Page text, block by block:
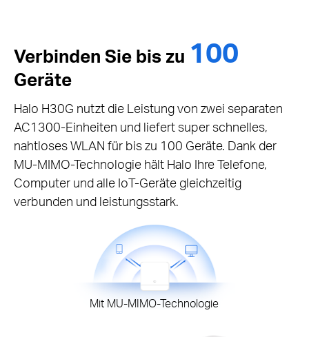
Verbinden Sie bis zu 100
Geräte
Halo H30G nutzt die Leistung von zwei separaten
AC1300-Einheiten und liefert super schnelles,
nahtloses WLAN für bis zu 100 Geräte. Dank der
MU-MIMO-Technologie hält Halo Ihre Telefone,
Computer und alle IoT-Geräte gleichzeitig
verbunden und leistungsstark.
Mit MU-MIMO-Technologie